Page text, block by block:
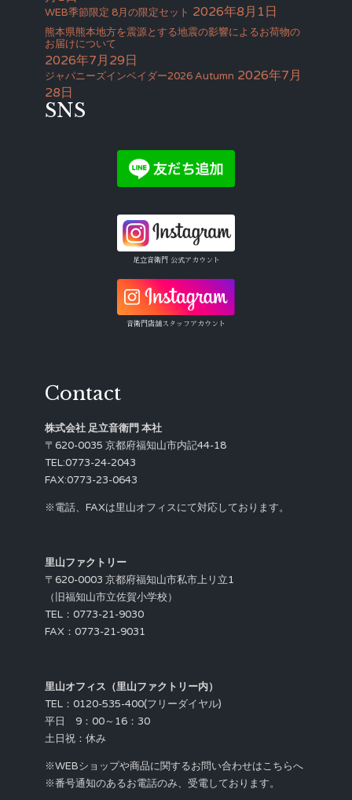
WEB季節限定 8月の限定セット 2026年8月1日
熊本県熊本地方を震源とする地震の影響によるお荷物の
お届けについて
2026年7月29日
ジャパニーズインベイダー2026 Autumn 2026年7月
28日
SNS
足立音衛門 公式アカウント
音衛門店舗スタッフアカウント
Contact
株式会社 足立音衛門 本社
〒620-0035 京都府福知山市内記44-18
TEL:0773-24-2043
FAX:0773-23-0643
※電話、FAXは里山オフィスにて対応しております。
里山ファクトリー
〒620-0003 京都府福知山市私市上リ立1
（旧福知山市立佐賀小学校）
TEL：0773-21-9030
FAX：0773-21-9031
里山オフィス（里山ファクトリー内）
TEL：0120-535-400(フリーダイヤル)
平日 9：00～16：30
土日祝：休み
※WEBショップや商品に関するお問い合わせはこちらへ
※番号通知のあるお電話のみ、受電しております。